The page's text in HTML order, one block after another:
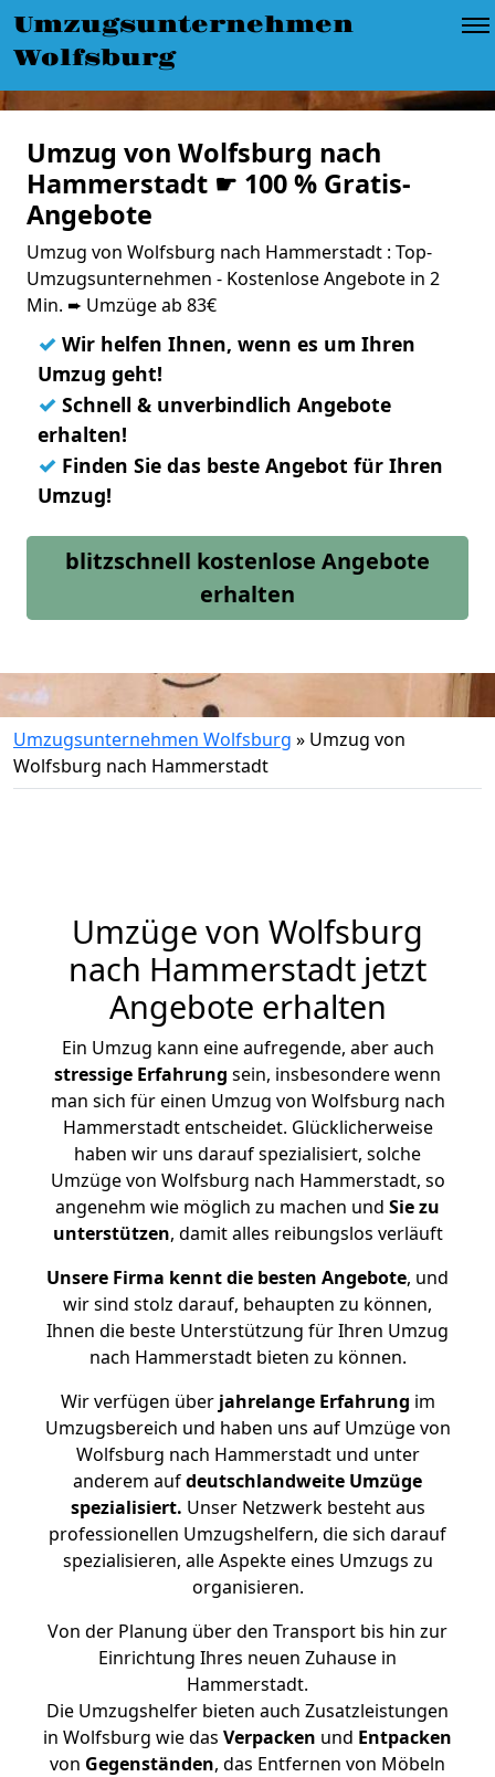
Umzugsunternehmen
Wolfsburg
Umzug von Wolfsburg nach
Hammerstadt ☛ 100 % Gratis-
Angebote
Umzug von Wolfsburg nach Hammerstadt : Top-
Umzugsunternehmen - Kostenlose Angebote in 2
Min. ➨ Umzüge ab 83€
✓ Wir helfen Ihnen, wenn es um Ihren
Umzug geht!
✓ Schnell & unverbindlich Angebote
erhalten!
✓ Finden Sie das beste Angebot für Ihren
Umzug!
blitzschnell kostenlose Angebote
erhalten
Umzugsunternehmen Wolfsburg » Umzug von
Wolfsburg nach Hammerstadt
Umzüge von Wolfsburg
nach Hammerstadt jetzt
Angebote erhalten
Ein Umzug kann eine aufregende, aber auch
stressige Erfahrung sein, insbesondere wenn
man sich für einen Umzug von Wolfsburg nach
Hammerstadt entscheidet. Glücklicherweise
haben wir uns darauf spezialisiert, solche
Umzüge von Wolfsburg nach Hammerstadt, so
angenehm wie möglich zu machen und Sie zu
unterstützen, damit alles reibungslos verläuft
Unsere Firma kennt die besten Angebote, und
wir sind stolz darauf, behaupten zu können,
Ihnen die beste Unterstützung für Ihren Umzug
nach Hammerstadt bieten zu können.
Wir verfügen überjahrelange Erfahrung im
Umzugsbereich und haben uns auf Umzüge von
Wolfsburg nach Hammerstadt und unter
anderem aufdeutschlandweite Umzüge
spezialisiert. Unser Netzwerk besteht aus
professionellen Umzugshelfern, die sich darauf
spezialisieren, alle Aspekte eines Umzugs zu
organisieren.
Von der Planung über den Transport bis hin zur
Einrichtung Ihres neuen Zuhause in
Hammerstadt.
Die Umzugshelfer bieten auch Zusatzleistungen
in Wolfsburg wie das Verpacken und Entpacken
von Gegenständen, das Entfernen von Möbeln